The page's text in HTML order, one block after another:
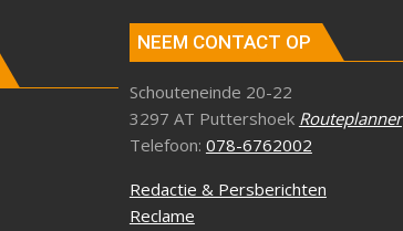
NEEM CONTACT OP
Schouteneinde 20-22
3297 AT Puttershoek Routeplanner
Telefoon: 078-6762002
Redactie & Persberichten
Reclame